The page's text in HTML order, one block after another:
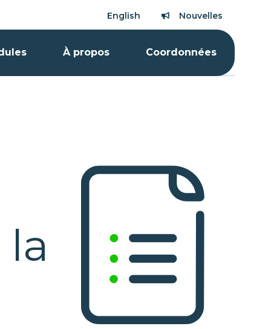
English Nouvelles
Nouvelles
À propos Coordonnées